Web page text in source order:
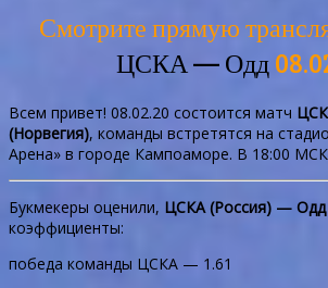
Смотрите прямую
ЦСКА — Одд
Всем привет! 08.02.20 состоится матч
(Норвегия), команды встретятся на
Арена» в городе Кампоаморе. В 18:00
Букмекеры оценили, ЦСКА (Россия) — Одд
коэффициенты:
победа команды ЦСКА — 1.61